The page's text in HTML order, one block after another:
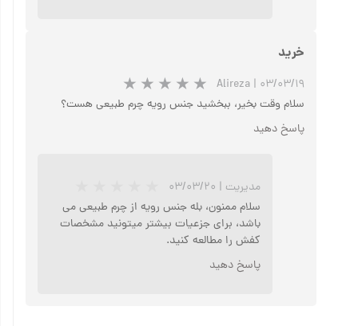
خرید
Alireza | ۰۳/۰۳/۱۹
سلام وقت بخیر، ببخشید جنس رویه چرم طبیعی هست؟
پاسخ دهید
مدیریت | ۰۳/۰۳/۲۰
سلام ممنون، بله جنس رویه از چرم طبیعی می
باشد، برای جزعیات بیشتر میتونید مشخصات
کفش را مطالعه کنید.
پاسخ دهید